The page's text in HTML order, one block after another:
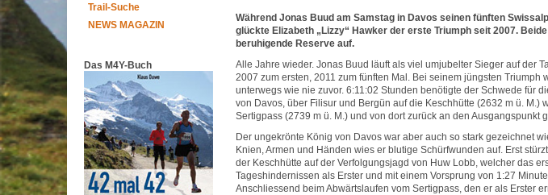
Trail-Suche
NEWS MAGAZIN
Das M4Y-Buch
Während Jonas Buud am Samstag in Davos seinen fünften
glückte Elizabeth „Lizzy“ Hawker der erste Triumph seit 2007.
beruhigende Reserve auf.
Alle Jahre wieder. Jonas Buud läuft als viel umjubelter Sieger auf der
2007 zum ersten, 2011 zum fünften Mal. Bei seinem jüngsten Triumph
unterwegs wie nie zuvor. 6:11:02 Stunden benötigte der Schwede für
von Davos, über Filisur und Bergün auf die Keschhütte (2632 m ü. M.)
Sertigpass (2739 m ü. M.) und von dort zurück an den Ausgangspunkt
Der ungekrönte König von Davos war aber auch so stark gezeichnet
Knien, Armen und Händen wies er blutige Schürfwunden auf. Erst
der Keschhütte auf der Verfolgungsjagd von Huw Lobb, welcher das
Tageshindernissen als Erster und mit einem Vorsprung von 1:27
Anschliessend beim Abwärtslaufen vom Sertigpass, den er als Erster